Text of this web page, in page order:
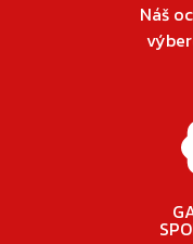
Náš